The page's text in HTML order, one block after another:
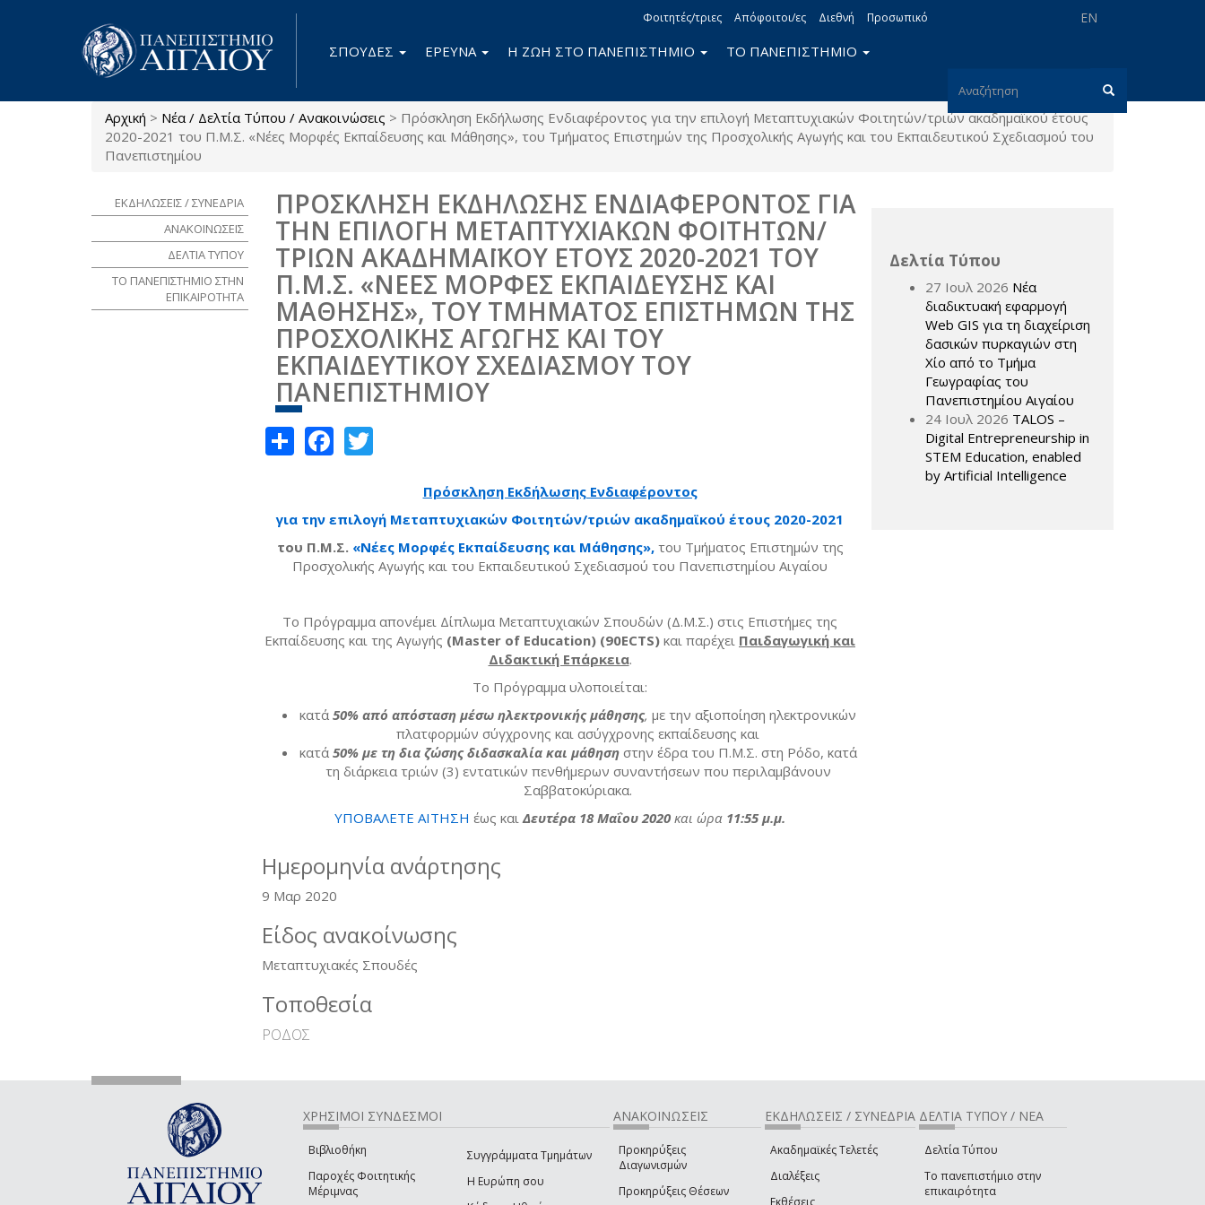
EN
Φοιτητές/τριες Απόφοιτοι/ες Διεθνή Προσωπικό
Φόρμα
αναζήτησης
Αναζήτηση
ΣΠΟΥΔΕΣ ΕΡΕΥΝΑ Η ΖΩΗ ΣΤΟ ΠΑΝΕΠΙΣΤΗΜΙΟ ΤΟ ΠΑΝΕΠΙΣΤΗΜΙΟ
Είστε εδώ
Αρχική > Νέα / Δελτία Τύπου / Ανακοινώσεις > Πρόσκληση Εκδήλωσης Ενδιαφέροντος για την επιλογή Μεταπτυχιακών Φοιτητών/τριών ακαδημαϊκού έτους
2020-2021 του Π.Μ.Σ. «Νέες Μορφές Εκπαίδευσης και Μάθησης», του Τμήματος Επιστημών της Προσχολικής Αγωγής και του Εκπαιδευτικού Σχεδιασμού του
Πανεπιστημίου
ΠΡΟΣΚΛΗΣΗ ΕΚΔΗΛΩΣΗΣ ΕΝΔΙΑΦΕΡΟΝΤΟΣ ΓΙΑ
ΤΗΝ ΕΠΙΛΟΓΗ ΜΕΤΑΠΤΥΧΙΑΚΩΝ ΦΟΙΤΗΤΩΝ/
ΤΡΙΩΝ ΑΚΑΔΗΜΑΪΚΟΥ ΕΤΟΥΣ 2020-2021 ΤΟΥ
Π.Μ.Σ. «ΝΕΕΣ ΜΟΡΦΕΣ ΕΚΠΑΙΔΕΥΣΗΣ ΚΑΙ
ΜΑΘΗΣΗΣ», ΤΟΥ ΤΜΗΜΑΤΟΣ ΕΠΙΣΤΗΜΩΝ ΤΗΣ
ΠΡΟΣΧΟΛΙΚΗΣ ΑΓΩΓΗΣ ΚΑΙ ΤΟΥ
ΕΚΠΑΙΔΕΥΤΙΚΟΥ ΣΧΕΔΙΑΣΜΟΥ ΤΟΥ
ΠΑΝΕΠΙΣΤΗΜΙΟΥ
ShareFacebook
Πρόσκληση Εκδήλωσης Ενδιαφέροντος
για την επιλογή Μεταπτυχιακών Φοιτητών/τριών ακαδημαϊκού έτους 2020-2021
του Π.Μ.Σ. «Νέες Μορφές Εκπαίδευσης και Μάθησης»,του Τμήματος Επιστημών της
Προσχολικής Αγωγής και του Εκπαιδευτικού Σχεδιασμού του Πανεπιστημίου Αιγαίου
Το Πρόγραμμα απονέμει Δίπλωμα Μεταπτυχιακών Σπουδών (Δ.Μ.Σ.) στις Επιστήμες της
Εκπαίδευσης και της Αγωγής (Master of Education) (90ECTS) και παρέχει Παιδαγωγική και
Διδακτική Επάρκεια.
Το Πρόγραμμα υλοποιείται:
κατά 50% από απόσταση μέσω ηλεκτρονικής μάθησης, με την αξιοποίηση ηλεκτρονικών
πλατφορμών σύγχρονης και ασύγχρονης εκπαίδευσης και
κατά 50% με τη δια ζώσης διδασκαλία και μάθησηστην έδρα του Π.Μ.Σ. στη Ρόδο, κατά
τη διάρκεια τριών (3) εντατικών πενθήμερων συναντήσεων που περιλαμβάνουν
Σαββατοκύριακα.
ΥΠΟΒΑΛΕΤΕ ΑΙΤΗΣΗ έως και Δευτέρα 18 Μαΐου 2020 και ώρα 11:55 μ.μ.
Ημερομηνία ανάρτησης
9 Μαρ 2020
Είδος ανακοίνωσης
Μεταπτυχιακές Σπουδές
Τοποθεσία
ΡΟΔΟΣ
ΕΚΔΗΛΩΣΕΙΣ / ΣΥΝΕΔΡΙΑ
ΑΝΑΚΟΙΝΩΣΕΙΣ
ΔΕΛΤΙΑ ΤΥΠΟΥ
ΤΟ ΠΑΝΕΠΙΣΤΗΜΙΟ ΣΤΗΝ
ΕΠΙΚΑΙΡΟΤΗΤΑ
Δελτία Τύπου
27 Ιουλ 2026 Νέα
διαδικτυακή εφαρμογή
Web GIS για τη διαχείριση
δασικών πυρκαγιών στη
Χίο από το Τμήμα
Γεωγραφίας του
Πανεπιστημίου Αιγαίου
24 Ιουλ 2026 TALOS –
Digital Entrepreneurship in
STEM Education, enabled
by Artificial Intelligence
ΧΡΗΣΙΜΟΙ ΣΥΝΔΕΣΜΟΙ
Βιβλιοθήκη
Παροχές Φοιτητικής
Μέριμνας
Συγγράμματα Τμημάτων
Η Ευρώπη σου
ΑΝΑΚΟΙΝΩΣΕΙΣ
Προκηρύξεις
Διαγωνισμών
Προκηρύξεις Θέσεων
ΕΚΔΗΛΩΣΕΙΣ / ΣΥΝΕΔΡΙΑ
Ακαδημαϊκές Τελετές
Διαλέξεις
Εκθέσεις
ΔΕΛΤΙΑ ΤΥΠΟΥ / ΝΕΑ
Δελτία Τύπου
Το πανεπιστήμιο στην
επικαιρότητα